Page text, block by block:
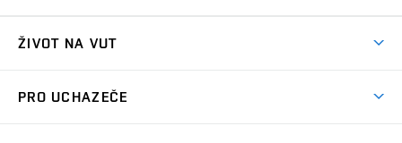
ŽIVOT NA VUT
PRO UCHAZEČE